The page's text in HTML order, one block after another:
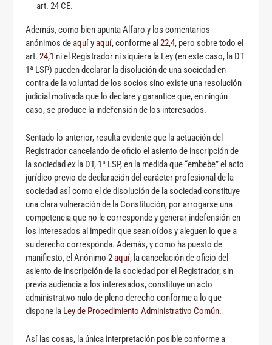
art. 24 CE.
Además, como bien apunta Alfaro y los comentarios
anónimos deaquíyaquí, conforme al22,4, pero sobre todo el
art.24,1 ni el Registrador ni siquiera la Ley (en este caso, la DT
1ª LSP) pueden declarar la disolución de una sociedad en
contra de la voluntad de los socios sino existe una resolución
judicial motivada que lo declare y garantice que, en ningún
caso, se produce la indefensión de los interesados.
Sentado lo anterior, resulta evidente que la actuación del
Registrador cancelando de oficio el asiento de inscripción de
la sociedadex la DT, 1ª LSP, en la medida que “embebe” el acto
jurídico previo de declaración del carácter profesional de la
sociedad así como el de disolución de la sociedad constituye
una clara vulneración de la Constitución, por arrogarse una
competencia que no le corresponde y generar indefensión en
los interesados al impedir que sean oídos y aleguen lo que a
su derecho corresponda. Además, y como ha puesto de
manifiesto, el Anónimo 2aquí, la cancelación de oficio del
asiento de inscripción de la sociedad por el Registrador, sin
previa audiencia a los interesados, constituye un acto
administrativo nulo de pleno derecho conforme a lo que
dispone la Ley de Procedimiento Administrativo Común.
Así las cosas, la única interpretación posible conforme a